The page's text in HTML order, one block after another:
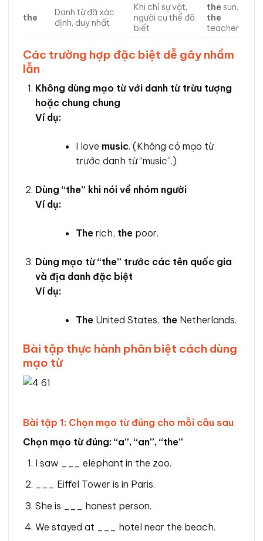
the
Danh từ đã xác
định, duy nhất
Khi chỉ sự vật,
người cụ thể đã
biết
the sun,
the
teacher
Các trường hợp đặc biệt dễ gây nhầm
lẫn
Không dùng mạo từ với danh từ trừu tượng
hoặc chung chung
Ví dụ:
I love music. (Không có mạo từ
trước danh từ “music”.)
Dùng “the” khi nói về nhóm người
Ví dụ:
Therich, thepoor.
Dùng mạo từ “the” trước các tên quốc gia
và địa danh đặc biệt
Ví dụ:
TheUnited States, theNetherlands.
Bài tập thực hành phân biệt cách dùng
mạo từ
Bài tập 1: Chọn mạo từ đúng cho mỗi câu sau
Chọn mạo từ đúng: “a”, “an”, “the”
I saw ___ elephant in the zoo.
___ Eiffel Tower is in Paris.
She is ___ honest person.
We stayed at ___ hotel near the beach.